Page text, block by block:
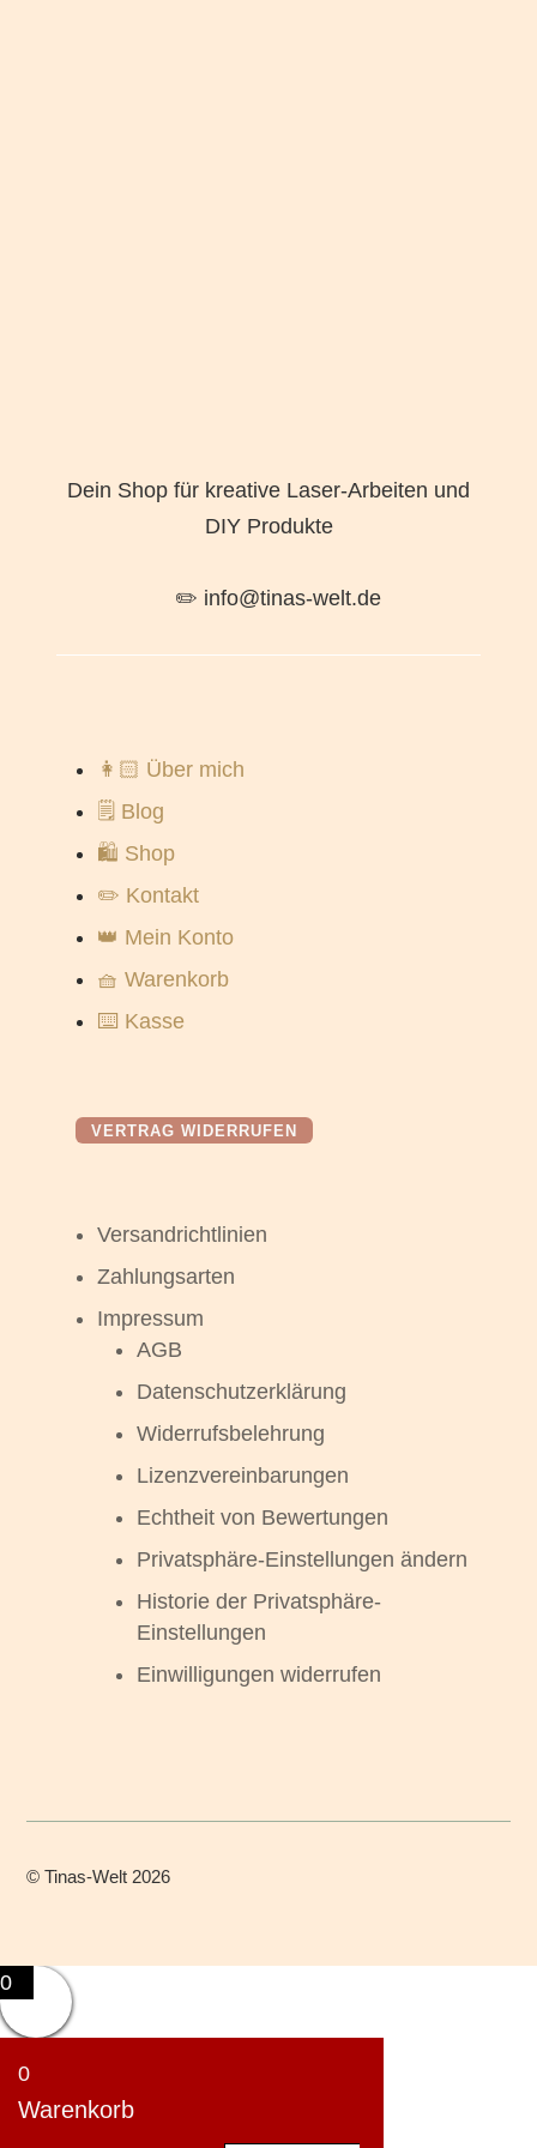
Dein Shop für kreative Laser-Arbeiten und
DIY Produkte
✏️ info@tinas-welt.de
👩🏻 Über mich
🗒️ Blog
🛍️ Shop
✏️ Kontakt
👑 Mein Konto
🧺 Warenkorb
⌨️ Kasse
VERTRAG WIDERRUFEN
Versandrichtlinien
Zahlungsarten
Impressum
AGB
Datenschutzerklärung
Widerrufsbelehrung
Lizenzvereinbarungen
Echtheit von Bewertungen
Privatsphäre-Einstellungen ändern
Historie der Privatsphäre-
Einstellungen
Einwilligungen widerrufen
©Tinas-Welt 2026
0
0
Warenkorb